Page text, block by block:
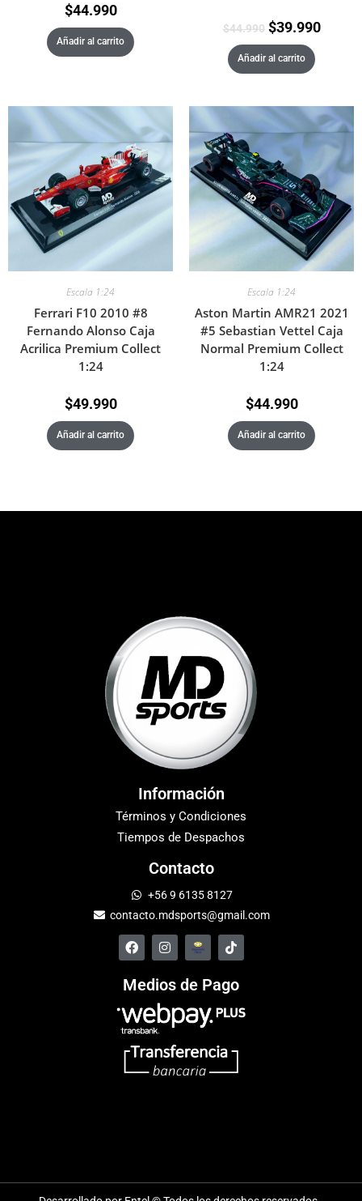
$44.990
Añadir al carrito
$44.990 $39.990
Añadir al carrito
Escala 1:24
Ferrari F10 2010 #8
Fernando Alonso Caja
Acrilica Premium Collect
1:24
$49.990
Añadir al carrito
Escala 1:24
Aston Martin AMR21 2021
#5 Sebastian Vettel Caja
Normal Premium Collect
1:24
$44.990
Añadir al carrito
Información
Términos y Condiciones
Tiempos de Despachos
Contacto
+56 9 6135 8127
contacto.mdsports@gmail.com
Medios de Pago